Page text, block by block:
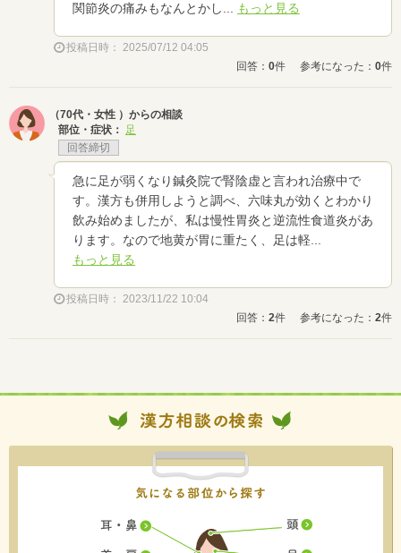
関節炎の痛みもなんとかし...
もっと見る
投稿日時： 2025/07/12 04:05
回答： 0件 参考になった： 0件
（70代・女性 ）からの相談
部位・症状： 足
回答締切
急に足が弱くなり鍼灸院で腎陰虚と言われ治療中で
す。漢方も併用しようと調べ、六味丸が効くとわかり
飲み始めましたが、私は慢性胃炎と逆流性食道炎があ
ります。なので地黄が胃に重たく、足は軽...
もっと見る
投稿日時： 2023/11/22 10:04
回答： 2件 参考になった： 2件